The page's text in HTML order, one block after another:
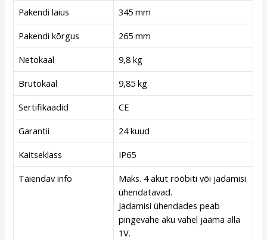
Pakendi laius
345 mm
Pakendi kõrgus
265 mm
Netokaal
9,8 kg
Brutokaal
9,85 kg
Sertifikaadid
CE
Garantii
24 kuud
Kaitseklass
IP65
Täiendav info
Maks. 4 akut rööbiti või jadamisi
ühendatavad.
Jadamisi ühendades peab
pingevahe aku vahel jääma alla
1V.